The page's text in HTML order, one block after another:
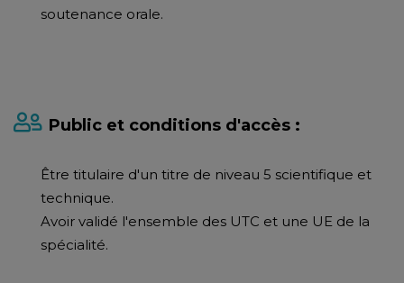
soutenance orale.
Public et conditions d'accès :
Être titulaire d'un titre de niveau 5 scientifique et
technique.
Avoir validé l'ensemble des UTC et une UE de la
spécialité.